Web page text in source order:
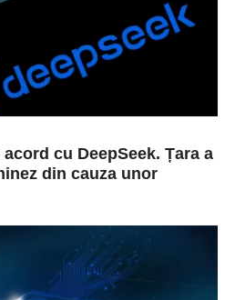
cu DeepSeek. Țara a
din cauza unor
din cauza unor
securitate....